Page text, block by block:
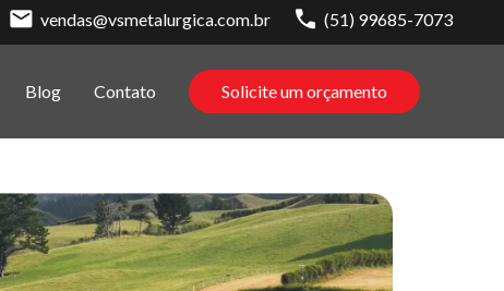
vendas@vsmetalurgica.com.br (51) 99685-7073
Blog Contato Solicite um orçamento